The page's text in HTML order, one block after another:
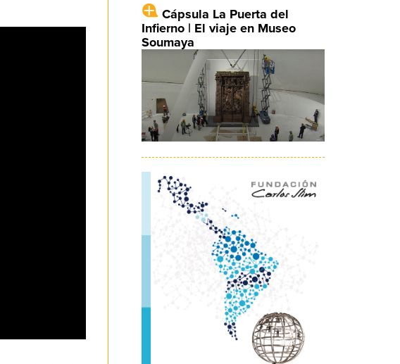
Cápsula La Puerta del
Infierno | El viaje en Museo
Soumaya